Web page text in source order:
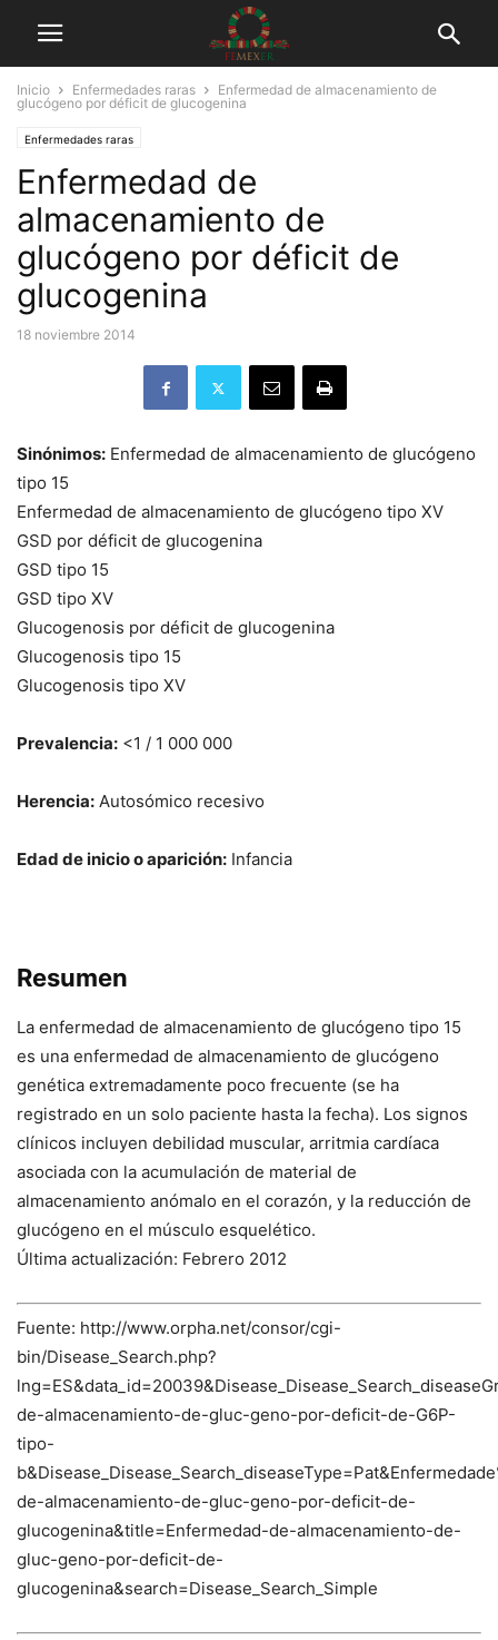
Inicio Enfermedades raras
Enfermedad de almacenamiento de
glucógeno por déficit de glucogenina
Enfermedades raras
Enfermedad de
almacenamiento de
glucógeno por déficit de
glucogenina
18 noviembre 2014
Sinónimos: Enfermedad de almacenamiento de glucógeno
tipo 15
Enfermedad de almacenamiento de glucógeno tipo XV
GSD por déficit de glucogenina
GSD tipo 15
GSD tipo XV
Glucogenosis por déficit de glucogenina
Glucogenosis tipo 15
Glucogenosis tipo XV
Prevalencia: <1 / 1 000 000
Herencia: Autosómico recesivo
Edad de inicio o aparición: Infancia
Resumen
La enfermedad de almacenamiento de glucógeno tipo 15
es una enfermedad de almacenamiento de glucógeno
genética extremadamente poco frecuente (se ha
registrado en un solo paciente hasta la fecha). Los signos
clínicos incluyen debilidad muscular, arritmia cardíaca
asociada con la acumulación de material de
almacenamiento anómalo en el corazón, y la reducción de
glucógeno en el músculo esquelético.
Última actualización: Febrero 2012
Fuente: http://www.orpha.net/consor/cgi-
bin/Disease_Search.php?
de-almacenamiento-de-gluc-geno-por-deficit-de-G6P-
tipo-
de-almacenamiento-de-gluc-geno-por-deficit-de-
glucogenina&title=Enfermedad-de-almacenamiento-de-
gluc-geno-por-deficit-de-
glucogenina&search=Disease_Search_Simple